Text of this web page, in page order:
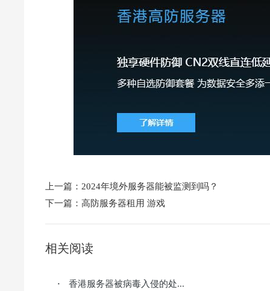
上一篇： 2024年境外服务器能被监测到吗？
下一篇： 高防服务器租用 游戏
相关阅读
· 香港服务器被病毒入侵的处...